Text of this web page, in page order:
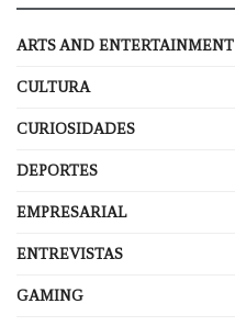
ARTS AND ENTERTAINMENT
CULTURA
CURIOSIDADES
DEPORTES
EMPRESARIAL
ENTREVISTAS
GAMING